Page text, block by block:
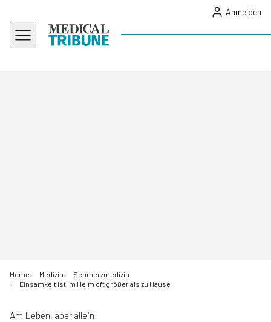
Anmelden
Home Medizin
Schmerzmedizin
Einsamkeit ist im Heim oft größer als zu Hause
Am Leben, aber allein